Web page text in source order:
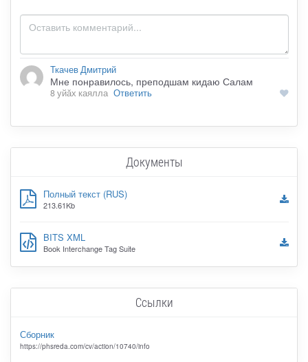
Ткачев Дмитрий
Мне понравилось, преподшам кидаю Салам
8 уйӑх каялла Ответить
Документы
Полный текст (RUS)
213.61Kb
BITS XML
Book Interchange Tag Suite
Ссылки
Сборник
https://phsreda.com/cv/action/10740/info